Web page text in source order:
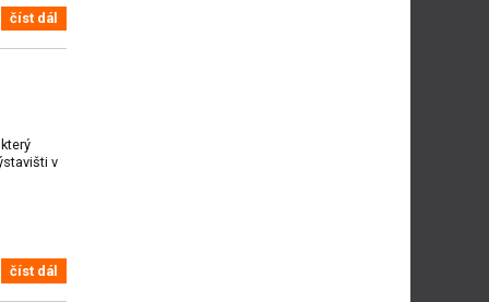
číst dál
v
číst dál